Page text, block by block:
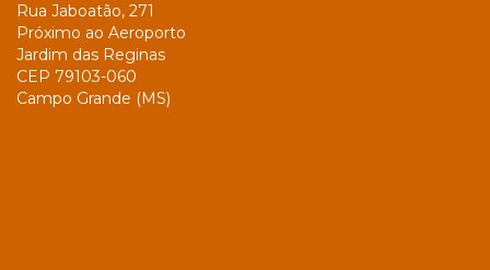
Rua Jaboatão, 271
Próximo ao Aeroporto
Jardim das Reginas
CEP 79103-060
Campo Grande (MS)